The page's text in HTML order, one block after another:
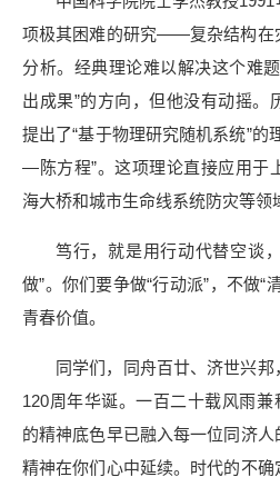
项极其困难的研究——复杂结构在
分析。经典理论难以解决这个难
出成果”的方向，但他没有动摇。
提出了“基于物理研究随机系统”的
—陈方程”。这项理论直接应用于
海大桥和城市生命线系统防灾等领
笃行，就是用行动代替空谈
做”。你们要争做“行动派”，不做“
青春价值。
同学们，同舟百廿、济世兴
120周年华诞。一百二十载风雨兼
的精神底色早已融入每一位同济
精神在你们心中延续。时代的不